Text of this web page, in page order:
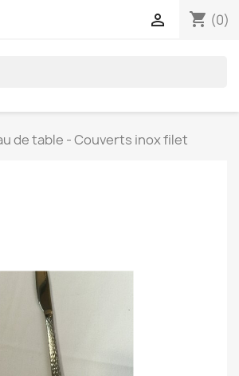
shopping_cart (0)

de table - Couverts inox filet